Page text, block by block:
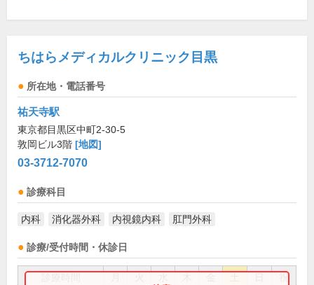
ちはらメディカルクリニック目黒
所在地・電話番号
祐天寺駅
東京都目黒区中町2-30-5
敦岡ビル3階 [地図]
03-3712-7070
診療科目
内科 消化器外科 内視鏡内科 肛門外科
診療/受付時間・休診日
祝